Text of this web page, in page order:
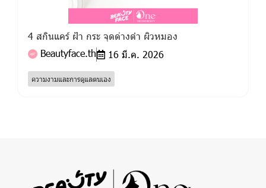
4 สกินแคร์ ฝ้า กระ จุดด่างดำ ผิวหมอง
Beautyface.th
16 มี.ค. 2026
ความงามและการดูแลตนเอง